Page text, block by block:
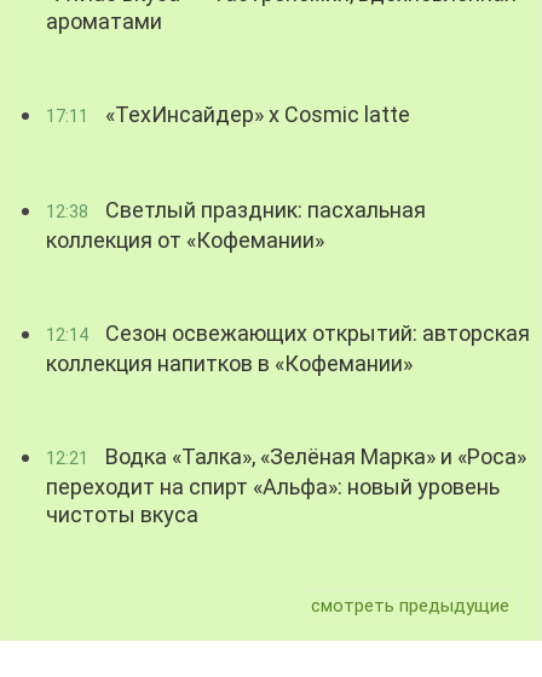
ароматами
17:11 «ТехИнсайдер» х Cosmic latte
12:38
Светлый праздник: пасхальная
коллекция от «Кофемании»
12:14
Сезон освежающих открытий: авторская
коллекция напитков в «Кофемании»
12:21
Водка «Талка», «Зелёная Марка» и «Роса»
переходит на спирт «Альфа»: новый уровень
чистоты вкуса
смотреть предыдущие